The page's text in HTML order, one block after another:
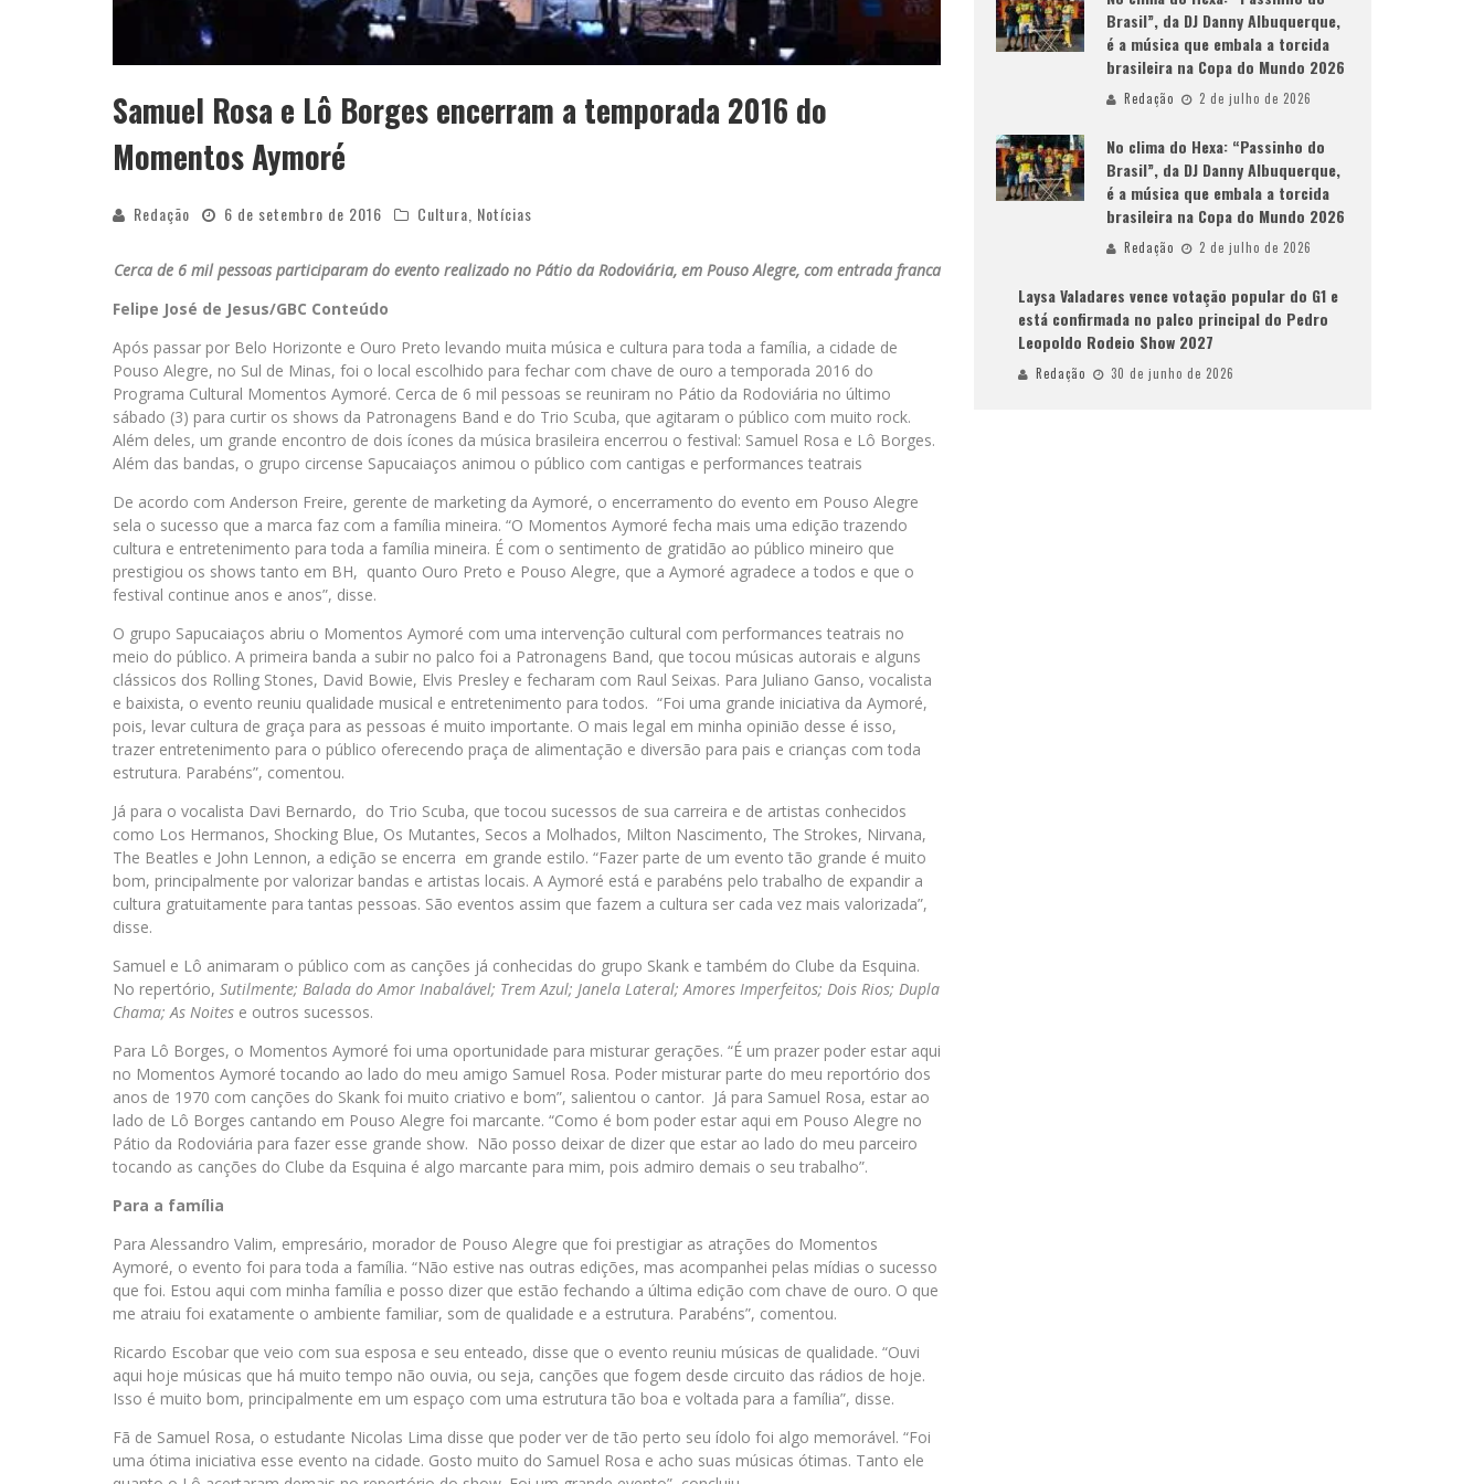
Samuel Rosa e Lô Borges encerram a temporada 2016 do
Momentos Aymoré
Redação 6 de setembro de 2016 Cultura Notícias
Cerca de 6 mil pessoas participaram do evento realizado no Pátio da Rodoviária, em Pouso Alegre, com entrada franca
Felipe José de Jesus/GBC Conteúdo
Após passar por Belo Horizonte e Ouro Preto levando muita música e cultura para toda a família, a cidade de
Pouso Alegre, no Sul de Minas, foi o local escolhido para fechar com chave de ouro a temporada 2016 do
Programa Cultural Momentos Aymoré. Cerca de 6 mil pessoas se reuniram no Pátio da Rodoviária no último
sábado (3) para curtir os shows da Patronagens Band e do Trio Scuba, que agitaram o público com muito rock.
Além deles, um grande encontro de dois ícones da música brasileira encerrou o festival: Samuel Rosa e Lô Borges.
Além das bandas, o grupo circense Sapucaiaços animou o público com cantigas e performances teatrais
De acordo com Anderson Freire, gerente de marketing da Aymoré, o encerramento do evento em Pouso Alegre
sela o sucesso que a marca faz com a família mineira. “O Momentos Aymoré fecha mais uma edição trazendo
cultura e entretenimento para toda a família mineira. É com o sentimento de gratidão ao público mineiro que
prestigiou os shows tanto em BH, quanto Ouro Preto e Pouso Alegre, que a Aymoré agradece a todos e que o
festival continue anos e anos”, disse.
O grupo Sapucaiaços abriu o Momentos Aymoré com uma intervenção cultural com performances teatrais no
meio do público. A primeira banda a subir no palco foi a Patronagens Band, que tocou músicas autorais e alguns
clássicos dos Rolling Stones, David Bowie, Elvis Presley e fecharam com Raul Seixas. Para Juliano Ganso, vocalista
e baixista, o evento reuniu qualidade musical e entretenimento para todos. “Foi uma grande iniciativa da Aymoré,
pois, levar cultura de graça para as pessoas é muito importante. O mais legal em minha opinião desse é isso,
trazer entretenimento para o público oferecendo praça de alimentação e diversão para pais e crianças com toda
estrutura. Parabéns”, comentou.
Já para o vocalista Davi Bernardo, do Trio Scuba, que tocou sucessos de sua carreira e de artistas conhecidos
como Los Hermanos, Shocking Blue, Os Mutantes, Secos a Molhados, Milton Nascimento, The Strokes, Nirvana,
The Beatles e John Lennon, a edição se encerra em grande estilo. “Fazer parte de um evento tão grande é muito
bom, principalmente por valorizar bandas e artistas locais. A Aymoré está e parabéns pelo trabalho de expandir a
cultura gratuitamente para tantas pessoas. São eventos assim que fazem a cultura ser cada vez mais valorizada”,
disse.
Samuel e Lô animaram o público com as canções já conhecidas do grupo Skank e também do Clube da Esquina.
No repertório, Sutilmente; Balada do Amor Inabalável; Trem Azul; Janela Lateral; Amores Imperfeitos; Dois Rios; Dupla
Chama; As Noites e outros sucessos.
Para Lô Borges, o Momentos Aymoré foi uma oportunidade para misturar gerações. “É um prazer poder estar aqui
no Momentos Aymoré tocando ao lado do meu amigo Samuel Rosa. Poder misturar parte do meu reportório dos
anos de 1970 com canções do Skank foi muito criativo e bom”, salientou o cantor. Já para Samuel Rosa, estar ao
lado de Lô Borges cantando em Pouso Alegre foi marcante. “Como é bom poder estar aqui em Pouso Alegre no
Pátio da Rodoviária para fazer esse grande show. Não posso deixar de dizer que estar ao lado do meu parceiro
tocando as canções do Clube da Esquina é algo marcante para mim, pois admiro demais o seu trabalho”.
Para a família
Para Alessandro Valim, empresário, morador de Pouso Alegre que foi prestigiar as atrações do Momentos
Aymoré, o evento foi para toda a família. “Não estive nas outras edições, mas acompanhei pelas mídias o sucesso
que foi. Estou aqui com minha família e posso dizer que estão fechando a última edição com chave de ouro. O que
me atraiu foi exatamente o ambiente familiar, som de qualidade e a estrutura. Parabéns”, comentou.
Ricardo Escobar que veio com sua esposa e seu enteado, disse que o evento reuniu músicas de qualidade. “Ouvi
aqui hoje músicas que há muito tempo não ouvia, ou seja, canções que fogem desde circuito das rádios de hoje.
Isso é muito bom, principalmente em um espaço com uma estrutura tão boa e voltada para a família”, disse.
Fã de Samuel Rosa, o estudante Nicolas Lima disse que poder ver de tão perto seu ídolo foi algo memorável. “Foi
uma ótima iniciativa esse evento na cidade. Gosto muito do Samuel Rosa e acho suas músicas ótimas. Tanto ele
Brasil”, da DJ Danny Albuquerque,
é a música que embala a torcida
brasileira na Copa do Mundo 2026
Redação 2 de julho de 2026
No clima do Hexa: “Passinho do
Brasil”, da DJ Danny Albuquerque,
é a música que embala a torcida
brasileira na Copa do Mundo 2026
Redação 2 de julho de 2026
Laysa Valadares vence votação popular do G1 e
está confirmada no palco principal do Pedro
Leopoldo Rodeio Show 2027
Redação 30 de junho de 2026